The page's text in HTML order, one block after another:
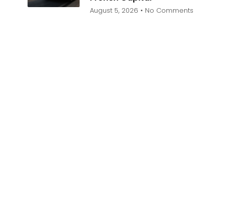
August 5, 2026 No Comments